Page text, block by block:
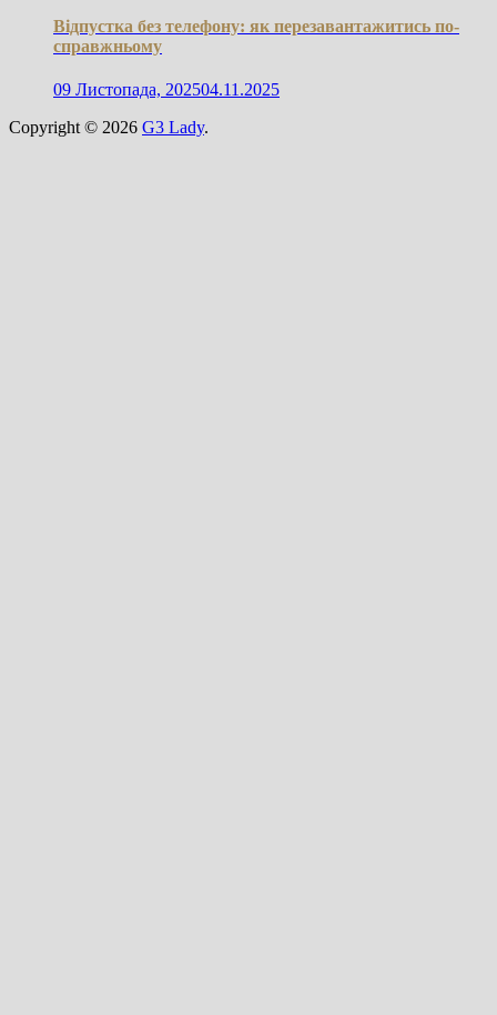
Відпустка без телефону: як перезавантажитись по-
справжньому
09 Листопада, 202504.11.2025
Copyright © 2026 G3 Lady.